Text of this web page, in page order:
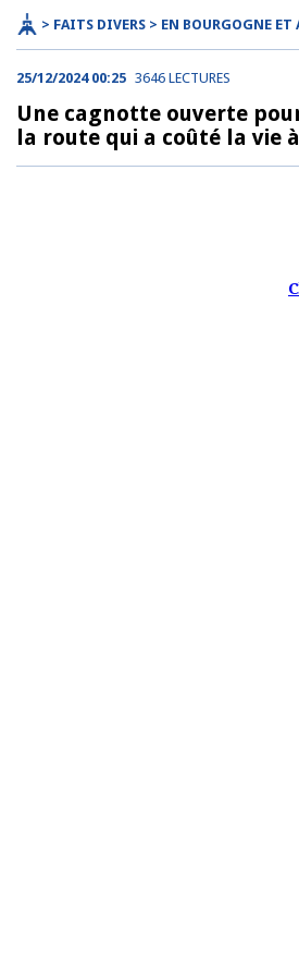
> FAITS DIVERS > EN BOURGOGNE ET
25/12/2024 00:25 3646 LECTURES
Une cagnotte ouverte
la route qui a coûté la vie